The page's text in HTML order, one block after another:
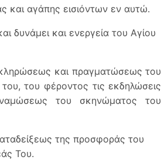
και αγάπης εισιόντων εν αυτώ.
δυνάμει και ενεργεία του Αγίου
και πραγματώσεως του
του φέροντος τις εκδηλώσεις
του σκηνώματος του
της προσφοράς του
Του.